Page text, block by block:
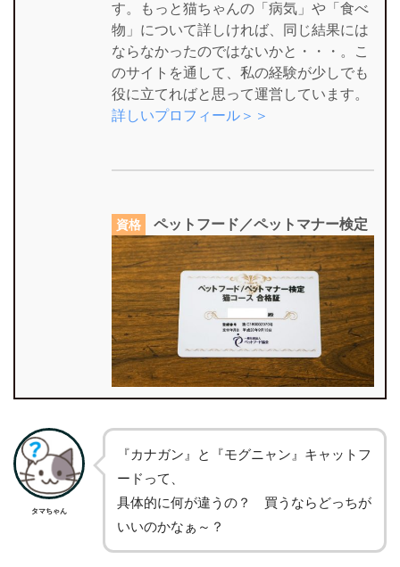
す。もっと猫ちゃんの「病気」や「食べ
物」について詳しければ、同じ結果には
ならなかったのではないかと・・・。こ
のサイトを通して、私の経験が少しでも
役に立てればと思って運営しています。
詳しいプロフィール＞＞
資格 ペットフード／ペットマナー検定
タマちゃん
『カナガン』と『モグニャン』キャットフ
ードって、
具体的に何が違うの？ 買うならどっちが
いいのかなぁ～？